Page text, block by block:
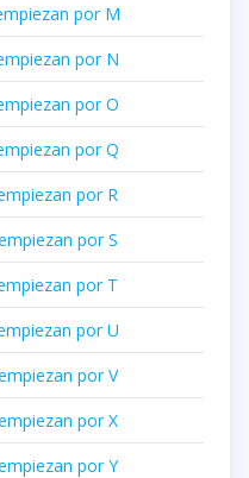
por M
por N
por O
por Q
por R
por S
por T
por U
por V
por X
por Y